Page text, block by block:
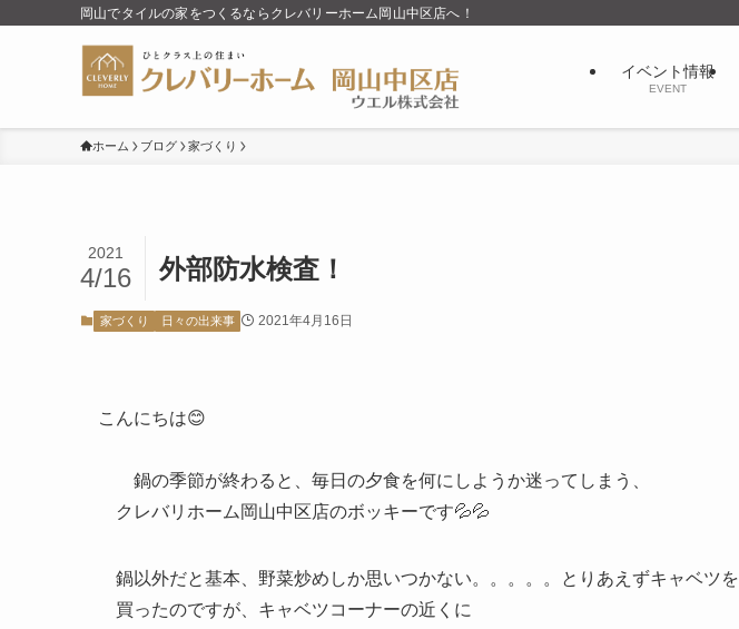
岡山でタイルの家をつくるならクレバリーホーム岡山中区店へ！
イベント情報
EVENT
ホーム ブログ 家づくり
外部防水検査！
2021
4/16
家づくり 日々の出来事 2021年4月16日
こんにちは😊
鍋の季節が終わると、毎日の夕食を何にしようか迷ってしまう、
クレバリホーム岡山中区店のボッキーです💦💦
鍋以外だと基本、野菜炒めしか思いつかない。。。。。とりあえずキャベツを
買ったのですが、キャベツコーナーの近くに